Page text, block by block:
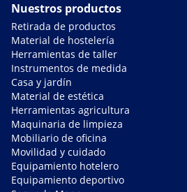
Nuestros productos
Retirada de productos
Material de hostelería
Herramientas de taller
Instrumentos de medida
Casa y jardín
Material de estética
Herramientas agricultura
Maquinaria de limpieza
Mobiliario de oficina
Movilidad y cuidado
Equipamiento hotelero
Equipamiento deportivo